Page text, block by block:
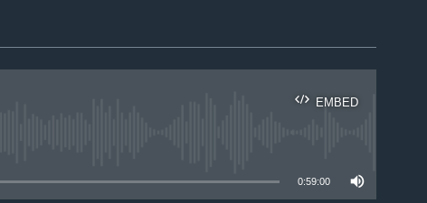
EMBED
0:59:00